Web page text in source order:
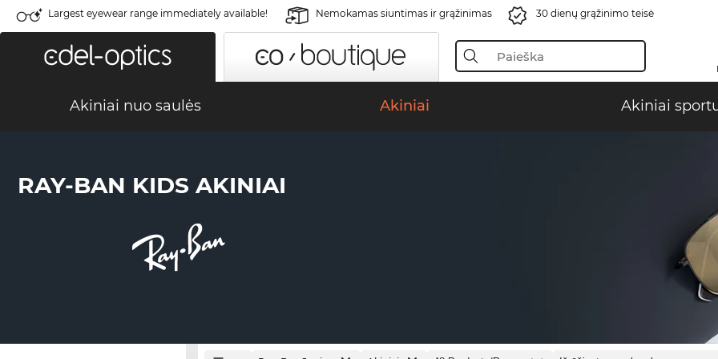
Largest eyewear range immediately available! Nemokamas siuntimas ir grąžinimas 30 dienų grąžinimo teisė
Akiniai nuo saulės Akiniai Akiniai
RAY-BAN KIDS AKINIAI